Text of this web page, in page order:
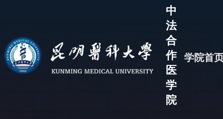
中
法
合
作
医
学
院
学院首